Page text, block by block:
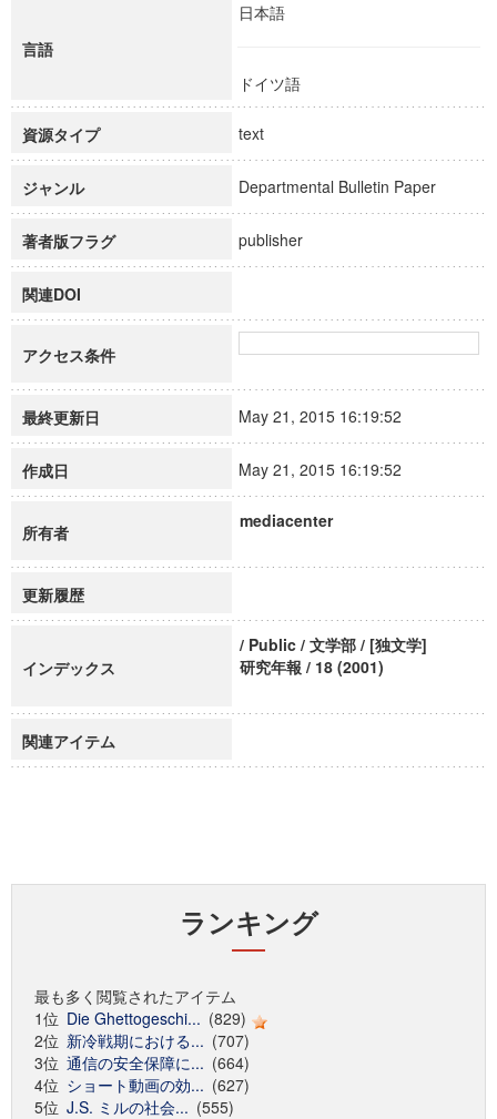
言語
日本語
ドイツ語
資源タイプ text
ジャンル Departmental Bulletin Paper
著者版フラグ publisher
関連DOI
アクセス条件
最終更新日 May 21, 2015 16:19:52
作成日 May 21, 2015 16:19:52
所有者
mediacenter
更新履歴
インデックス
/ Public / 文学部 / [独文学]
研究年報 / 18 (2001)
関連アイテム
ランキング
最も多く閲覧されたアイテム
1位 Die Ghettogeschi... (829)
2位 新冷戦期における... (707)
3位 通信の安全保障に... (664)
4位 ショート動画の効... (627)
5位 J.S. ミルの社会... (555)